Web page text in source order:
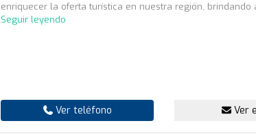
enriquecer la oferta turística en nuestra región, brindando
Seguir leyendo
Ver teléfono Ver